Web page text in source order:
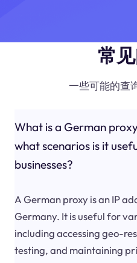
常
一些可能的查
What is a German
what scenarios is it
businesses?
A German proxy is an IP
Germany. It is useful for
including accessing geo-
testing, and maintaining